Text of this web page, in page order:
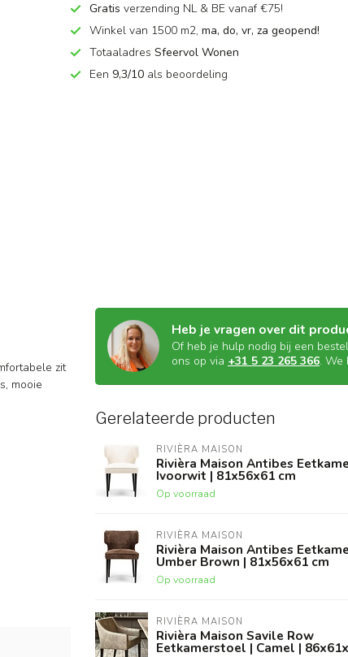
Gratisverzending NL & BE vanaf €75!
Winkel van 1500 m2,ma, do, vr, za geopend!
TotaaladresSfeervol Wonen
Een 9,3/10 als beoordeling
zit
mooie
Heb je vragen over dit
Of heb je hulp nodig bij een
ons op via +31 5 23 265 366. We
Gerelateerde producten
RIVIÈRA MAISON
Rivièra Maison Antibes
Ivoorwit | 81x56x61 cm
Op voorraad
RIVIÈRA MAISON
Rivièra Maison Antibes
Umber Brown | 81x56x61 cm
Op voorraad
RIVIÈRA MAISON
Rivièra Maison Savile Row
Eetkamerstoel | Camel |